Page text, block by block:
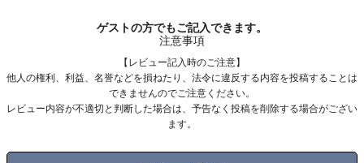
ゲストの方でもご記入できます。
注意事項
【レビュー記入時のご注意】
他人の権利、利益、名誉などを損ねたり、法令に違反する内容を投稿することは
できませんのでご注意ください。
レビュー内容が不適切と判断した場合は、予告なく投稿を削除する場合がござい
ます。